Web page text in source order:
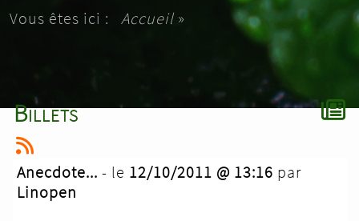
Vous êtes ici : Accueil »
Billets
Anecdote... - le 12/10/2011 @ 13:16 par
Linopen